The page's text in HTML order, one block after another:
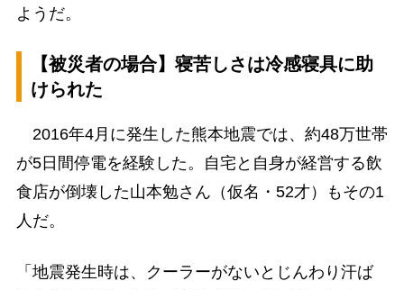
ようだ。
【被災者の場合】寝苦しさは冷感寝具に助
けられた
2016年4月に発生した熊本地震では、約48万世帯
が5日間停電を経験した。自宅と自身が経営する飲
食店が倒壊した山本勉さん（仮名・52才）もその1
人だ。
「地震発生時は、クーラーがないとじんわり汗ば